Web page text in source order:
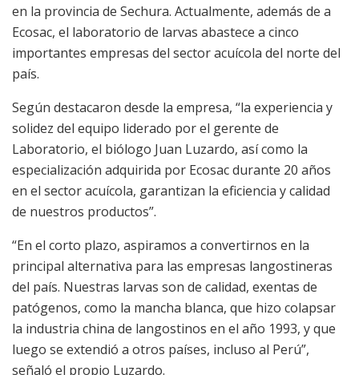
en la provincia de Sechura. Actualmente, además de a
Ecosac, el laboratorio de larvas abastece a cinco
importantes empresas del sector acuícola del norte del
país.
Según destacaron desde la empresa, “la experiencia y
solidez del equipo liderado por el gerente de
Laboratorio, el biólogo Juan Luzardo, así como la
especialización adquirida por Ecosac durante 20 años
en el sector acuícola, garantizan la eficiencia y calidad
de nuestros productos”.
“En el corto plazo, aspiramos a convertirnos en la
principal alternativa para las empresas langostineras
del país. Nuestras larvas son de calidad, exentas de
patógenos, como la mancha blanca, que hizo colapsar
la industria china de langostinos en el año 1993, y que
luego se extendió a otros países, incluso al Perú”,
señaló el propio Luzardo.